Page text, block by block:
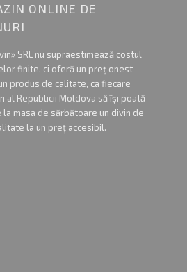
ONLINE DE
SRL nu supraestimează costul
finite, ci oferă un preț onest
produs de calitate, ca fiecare
al Republicii Moldova să își poată
la masa de sărbătoare un divin de
la un preț accesibil.